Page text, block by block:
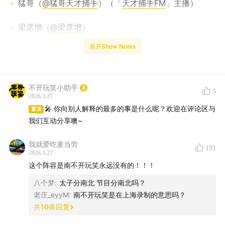
猛哥（@猛哥天才捕手）（「天才捕手FM 」主播）
梁彦增（ @梁彦增 ）
@万冰冰）
史炎（@史炎nacl
本期节目几位主播聊聊「解释」，解释工作、解释家乡、
解释爱好…要解释的事儿也太多了！如何向孩子解释死
亡？如何向老人解释AI？好难解释清楚啊！希望大家都能
有解释的能力，更有不解释的自由~
展开Show Notes
不开玩笑小助手
2026.3.27
5
置顶
🎤 你向别人解释的最多的事是什么呢？欢迎在评论区与
我们互动分享噢~
我就爱吃麦当劳
2026.3.27
191
这个阵容是南不开玩笑永远没有的！！！
八个梦: 太子分南北 节目分南北吗？
老庄_eyyM: 南不开玩笑是在上海录制的意思吗？
共10条回复